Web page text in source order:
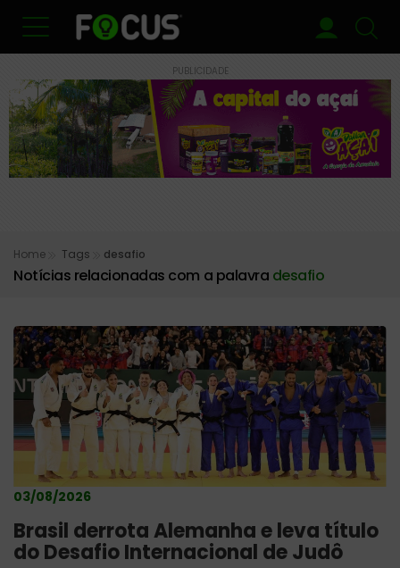
PUBLICIDADE
Home Tags desafio
Notícias relacionadas com a palavra desafio
03/08/2026
Brasil derrota Alemanha e leva título
do Desafio Internacional de Judô